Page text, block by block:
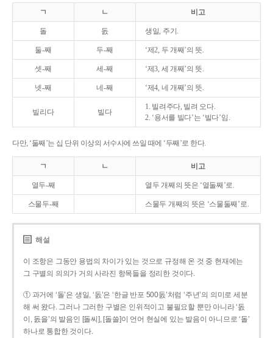
ㄱ ㄴ 비고
돌 돐 생일, 주기.
둘-째 두-째 ‘제2, 두 개째’의 뜻.
셋-째 세-째 ‘제3, 세 개째’의 뜻.
넷-째 네-째 ‘제4, 네 개째’의 뜻.
빌리다 빌다
1. 빌려주다, 빌려 오다.
2. ‘용서를 빌다’는 ‘빌다’임.
다만, ‘둘째’는 십 단위 이상의 서수사에 쓰일 때에 ‘두째’로 한다.
ㄱ ㄴ 비고
열두-째 열두 개째의 뜻은 ‘열둘째’로.
스물두-째 스물두 개째의 뜻은 ‘스물둘째’로.
해설
이 조항은 그동안 용법의 차이가 있는 것으로 규정해 온 것 중 현재에는
그 구별의 의의가 거의 사라진 항목들을 정리한 것이다.
① 과거에 ‘돌’은 생일, ‘돐’은 ‘한글 반포 500돐’처럼 ‘주년’의 의미로 세분
해 써 왔다. 그러나 그러한 구별은 인위적이고 불필요할 뿐만 아니라 ‘돐
이, 돐을’의 발음인 [돌씨], [돌쓸]이 언어 현실에 있는 발음이 아니므로 ‘돌’
하나로 통합한 것이다.